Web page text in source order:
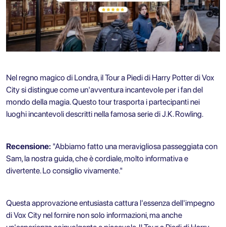
Nel regno magico di Londra, ilTour a Piedi di Harry Potter di Vox
Citysi distingue come un'avventura incantevole per i fan del
mondo della magia. Questo tour trasporta i partecipanti nei
luoghi incantevoli descritti nella famosa serie di J.K. Rowling.
Recensione: "Abbiamo fatto una meravigliosa passeggiata con
Sam, la nostra guida, che è cordiale, molto informativa e
divertente. Lo consiglio vivamente."
Questa approvazione entusiasta cattura l'essenza dell'impegno
di Vox City nel fornire non solo informazioni, ma anche